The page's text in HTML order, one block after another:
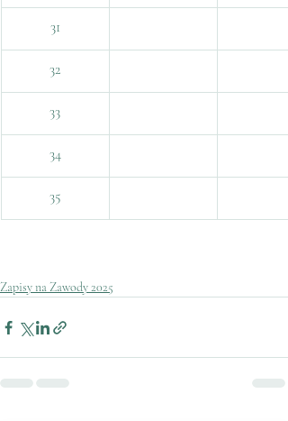
31
32
33
34
35
Zapisy na Zawody 2025